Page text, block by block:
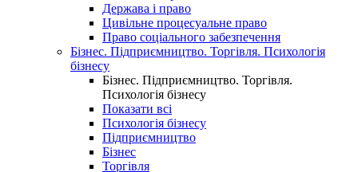
Держава і право
Цивільне процесуальне право
Право соціального забезпечення
Бізнес. Підприємництво. Торгівля. Психологія
бізнесу
Бізнес. Підприємництво. Торгівля.
Психологія бізнесу
Показати всі
Психологія бізнесу
Підприємництво
Бізнес
Торгівля